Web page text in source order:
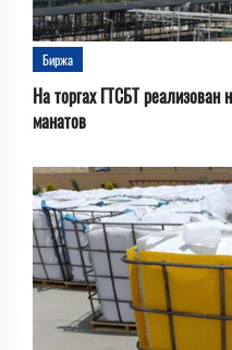
Биржа
На торгах ГТСБТ
манатов